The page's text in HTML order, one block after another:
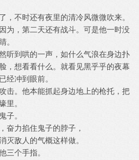
，不时还有夜里的清冷风微微吹来。
为，第二天还有战斗。可是他一时没
。
听到哄的一声，如什么气浪在身边扑
，想看看什么。就看见黑乎乎的夜幕
经冲到眼前。
击。他本能抓起身边地上的枪托，把
里。
子。
奋力掐住鬼子的脖子，
灭敌人的气概这样做。
三个手指。